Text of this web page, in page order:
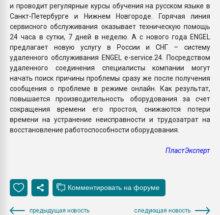
и проводит регулярные курсы обучения на русском языке в
Санкт-Петербурге и Нижнем Новгороде. Горячая линия
сервисного обслуживания оказывает техническую помощь
24 часа в сутки, 7 дней в неделю. А с нового года ENGEL
предлагает новую услугу в России и СНГ – систему
удаленного обслуживания ENGEL e-service.24. Посредством
удаленного соединения специалисты компании могут
начать поиск причины проблемы сразу же после получения
сообщения о проблеме в режиме онлайн. Как результат,
повышается производительность оборудования за счет
сокращения времени его простоя, снижаются потери
времени на устранение неисправности и трудозатрат на
восстановление работоспособности оборудования.
ПластЭксперт
предыдущая новость следующая новость